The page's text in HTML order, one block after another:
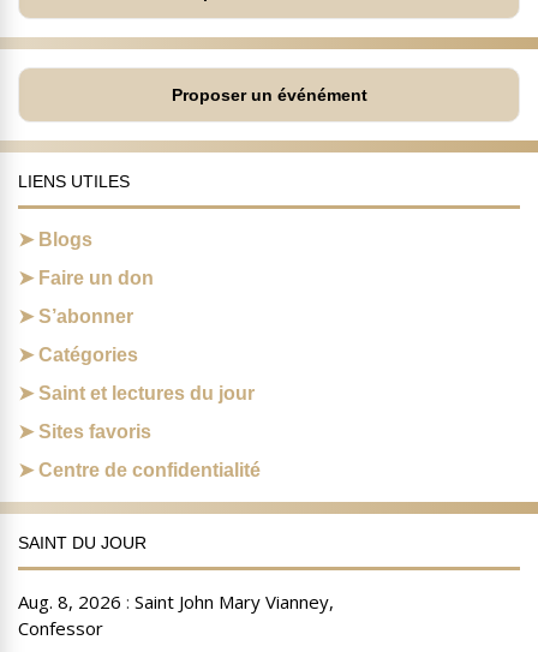
Proposer un événément
LIENS UTILES
Blogs
Faire un don
S’abonner
Catégories
Saint et lectures du jour
Sites favoris
Centre de confidentialité
SAINT DU JOUR